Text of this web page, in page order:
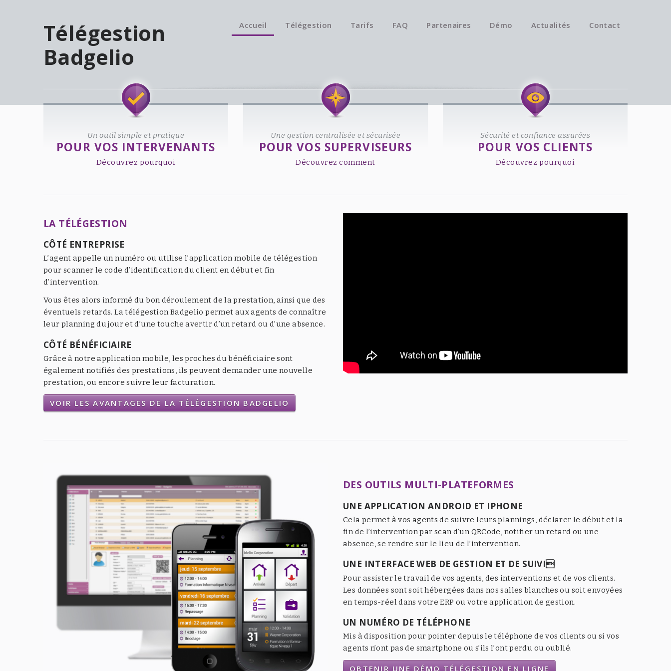
Télégestion
Badgelio
Accueil Télégestion Tarifs FAQ Partenaires Démo Actualités Contact
Welcome! Available on iOS & Android.
Un outil simple et pratique
POUR VOS INTERVENANTS
Découvrez pourquoi
Une gestion centralisée et sécurisée
POUR VOS SUPERVISEURS
Découvrez comment
Sécurité et confiance assurées
POUR VOS CLIENTS
Découvrez pourquoi
LA TÉLÉGESTION
CÔTÉ ENTREPRISE
L’agent appelle un numéro ou utilise l’application mobile de télégestion
pour scanner le code d’identification du client en début et fin
d’intervention.
Vous êtes alors informé du bon déroulement de la prestation, ainsi que des
éventuels retards. La télégestion Badgelio permet aux agents de connaître
leur planning du jour et d’une touche avertir d’un retard ou d’une absence.
CÔTÉ BÉNÉFICIAIRE
Grâce à notre application mobile, les proches du bénéficiaire sont
également notifiés des prestations, ils peuvent demander une nouvelle
prestation, ou encore suivre leur facturation.
VOIR LES AVANTAGES DE LA TÉLÉGESTION BADGELIO
DES OUTILS MULTI-PLATEFORMES
UNE APPLICATION ANDROID ET IPHONE
Cela permet à vos agents de suivre leurs plannings, déclarer le début et la
fin de l’intervention par scan d’un QRCode, notifier un retard ou une
absence, se rendre sur le lieu de l’intervention.
UNE INTERFACE WEB DE GESTION ET DE SUIVI
Pour assister le travail de vos agents, des interventions et de vos clients.
Les données sont soit hébergées dans nos salles blanches ou soit envoyées
en temps-réel dans votre ERP ou votre application de gestion.
UN NUMÉRO DE TÉLÉPHONE
Mis à disposition pour pointer depuis le téléphone de vos clients ou si vos
agents n’ont pas de smartphone ou s’ils l’ont perdu ou oublié.
OBTENIR UNE DÉMO TÉLÉGESTION EN LIGNE